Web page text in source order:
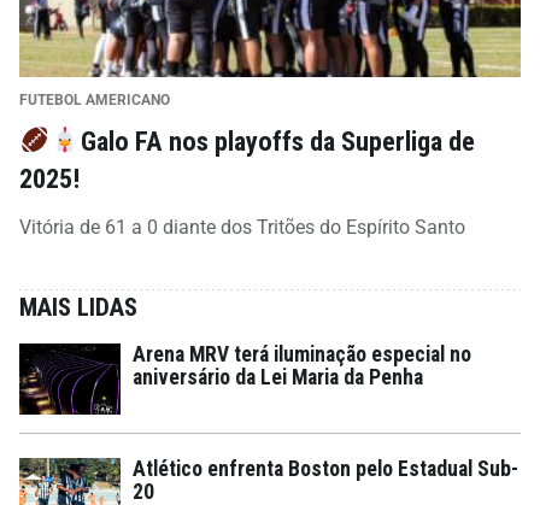
FUTEBOL AMERICANO
Galo FA nos playoffs da Superliga de
2025!
Vitória de 61 a 0 diante dos Tritões do Espírito Santo
MAIS LIDAS
Arena MRV terá iluminação especial no
aniversário da Lei Maria da Penha
Atlético enfrenta Boston pelo Estadual Sub-
20